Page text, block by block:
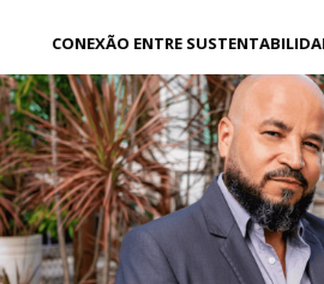
A CONEXÃO ENTRE